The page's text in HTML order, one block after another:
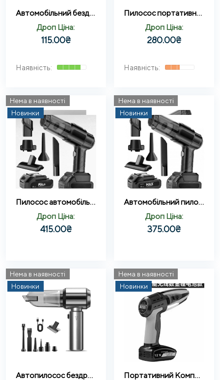
Автомобільний бездротовий портативний пилосос 2 in1 Vacuum cleaner
Дроп Ціна:
115.00₴
Пилосос портативний автомобільний (AA103)
Дроп Ціна:
280.00₴
Нема в наявності
Новинки
Пилосос автомобільний акумуляторний 48V 2акб, 6 насадок, чорний
Дроп Ціна:
415.00₴
Нема в наявності
Новинки
Автомобільний пилосос акумуляторний 5 насадок, 1 АКБ, Dust collector
Дроп Ціна:
375.00₴
Нема в наявності
Новинки
Автопилосос бездротовий 9 насадок 2000 mAh 100W 8000 об/хв (HL-121)
Нема в наявності
Новинки
Портативний Компресор та Пилосос HL-108